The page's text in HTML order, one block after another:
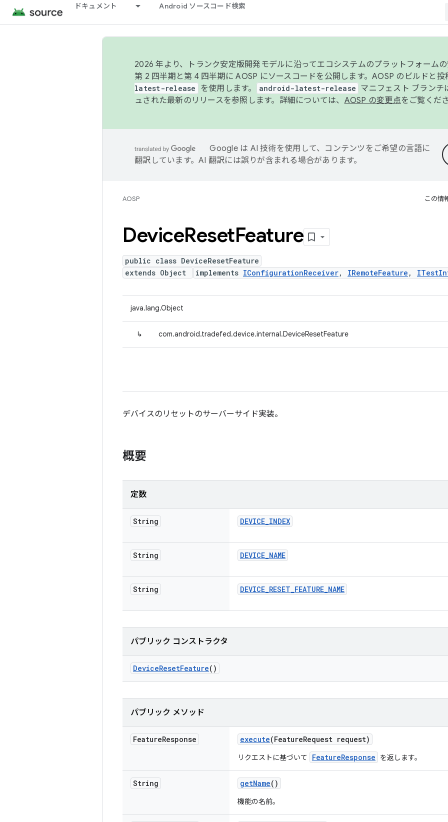
ドキュメント Android ソースコード検索
2026 年より、トランク安定版開発モデルに沿ってエコシステムのプラットフォーム
第 2 四半期と第 4 四半期に AOSP にソースコードを公開します。AOSP のビルドと投
latest-release を使用します。 android-latest-release マニフェスト ブランチ
ュされた最新のリリースを参照します。詳細については、 AOSP の変更点をご覧くだ
Google は AI 技術を使用して、コンテンツをご希望の言語に
翻訳しています。AI 翻訳には誤りが含まれる場合があります。
AOSP この情
DeviceResetFeature
public class DeviceResetFeature
extends Object
implements IConfigurationReceiver, IRemoteFeature ,
java.lang.Object
↳ com.android.tradefed.device.internal.DeviceResetFeature
デバイスのリセットのサーバーサイド実装。
概要
定数
String DEVICE_INDEX
String DEVICE_NAME
String DEVICE_RESET_FEATURE_NAME
パブリック コンストラクタ
DeviceResetFeature()
パブリック メソッド
FeatureResponse execute(FeatureRequest request)
リクエストに基づいて FeatureResponse を返します。
String getName()
機能の名前。